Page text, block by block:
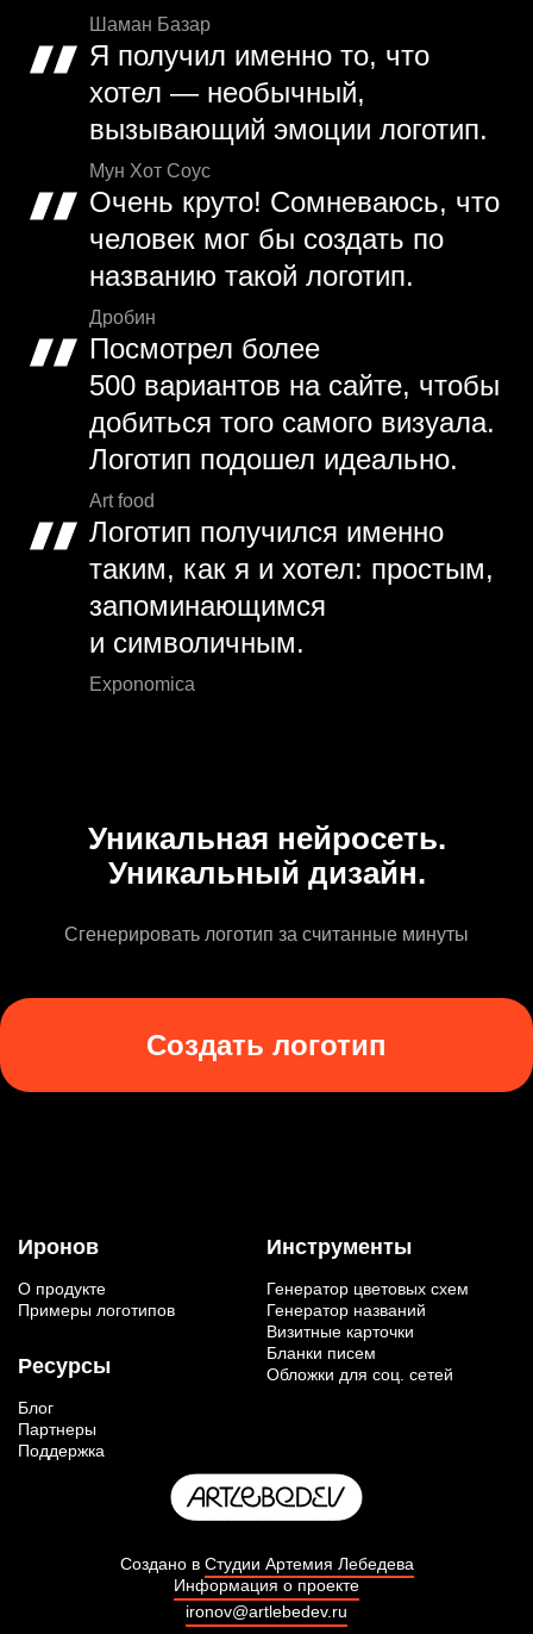
Шаман Базар
Я получил именно то, что
хотел — необычный,
вызывающий эмоции логотип.
Мун Хот Соус
Очень круто! Сомневаюсь, что
человек мог бы создать по
названию такой логотип.
Дробин
Посмотрел более
500 вариантов на сайте, чтобы
добиться того самого визуала.
Логотип подошел идеально.
Art food
Логотип получился именно
таким, как я и хотел: простым,
запоминающимся
и символичным.
Exponomica
Уникальная нейросеть.
Уникальный дизайн.
Сгенерировать логотип за считанные минуты
Создать логотип
Иронов
О продукте
Примеры логотипов
Ресурсы
Блог
Партнеры
Поддержка
Инструменты
Генератор цветовых схем
Генератор названий
Визитные карточки
Бланки писем
Обложки для соц. сетей
Создано в Студии Артемия Лебедева
Информация о проекте
ironov@artlebedev.ru